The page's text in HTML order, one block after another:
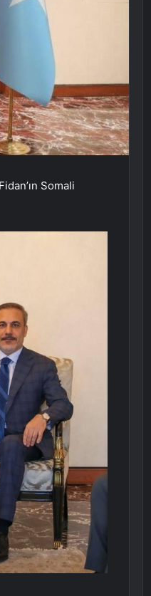
Somali